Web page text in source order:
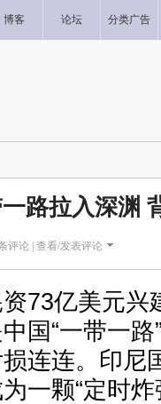
博客 论坛 分类广告
路拉入深渊
评论 | 查看/发表评论
亿美元兴
国“一带一
连连。印尼
一颗“定时